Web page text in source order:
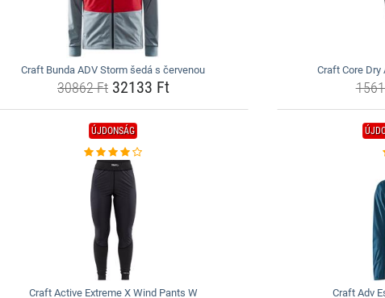
Craft Bunda ADV Storm šedá s červenou
30862 Ft32133 Ft
Craft Core
ÚJDONSÁG
Craft Active Extreme X Wind Pants W Craft Adv